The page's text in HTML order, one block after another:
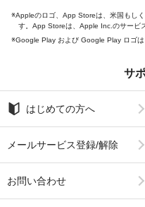
Appleのロゴ、App Storeは、米国もし
す。App Storeは、Apple Inc.のサービ
Google Play および Google Play ロゴは
サ
はじめての方へ
メールサービス登録/解除
お問い合わせ